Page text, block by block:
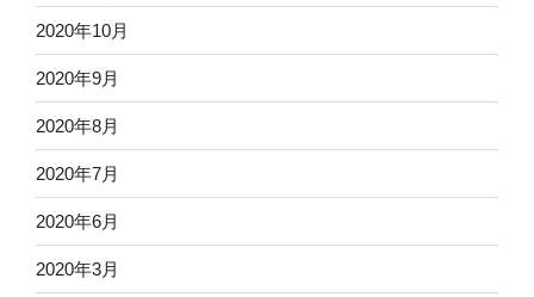
2020年10月
2020年9月
2020年8月
2020年7月
2020年6月
2020年3月